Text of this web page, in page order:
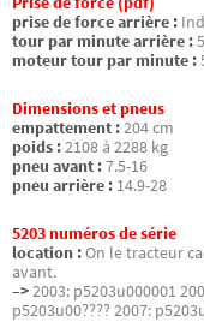
prise de force arrière :
tour par minute arrière :
moteur tour par minute :
Dimensions et pneus
empattement :204 cm
poids :2108 à 2288 kg
pneu avant :7.5-16
pneu arrière : 14.9-28
5203 numéros de série
location :On le tracteur
avant.
–>2003: p5203u000001
p5203u00???? 2007: